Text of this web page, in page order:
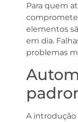
Para quem
compromete
elementos
em dia.
problemas
A introdução